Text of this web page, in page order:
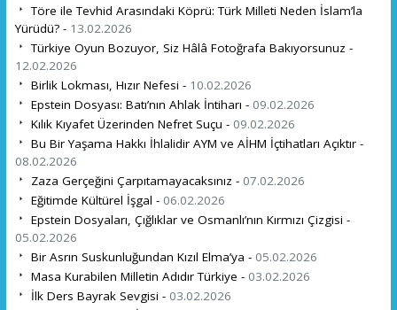
Töre ile Tevhid Arasındaki Köprü: Türk Milleti Neden İslam’la
Yürüdü? - 13.02.2026
Türkiye Oyun Bozuyor, Siz Hâlâ Fotoğrafa Bakıyorsunuz -
12.02.2026
Birlik Lokması, Hızır Nefesi - 10.02.2026
Epstein Dosyası: Batı’nın Ahlak İntiharı - 09.02.2026
Kılık Kıyafet Üzerinden Nefret Suçu - 09.02.2026
Bu Bir Yaşama Hakkı İhlalidir AYM ve AİHM İçtihatları Açıktır -
08.02.2026
Zaza Gerçeğini Çarpıtamayacaksınız - 07.02.2026
Eğitimde Kültürel İşgal - 06.02.2026
Epstein Dosyaları, Çığlıklar ve Osmanlı’nın Kırmızı Çizgisi -
05.02.2026
Bir Asrın Suskunluğundan Kızıl Elma’ya - 05.02.2026
Masa Kurabilen Milletin Adıdır Türkiye - 03.02.2026
İlk Ders Bayrak Sevgisi - 03.02.2026